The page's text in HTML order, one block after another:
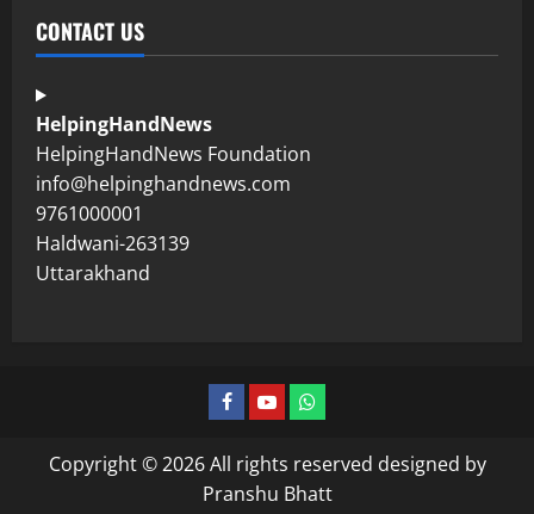
CONTACT US
HelpingHandNews
HelpingHandNews Foundation
info@helpinghandnews.com
9761000001
Haldwani-263139
Uttarakhand
Copyright © 2026 All rights reserved designed by
Pranshu Bhatt